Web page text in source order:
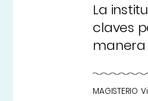
La
claves
manera
MAGISTERIO